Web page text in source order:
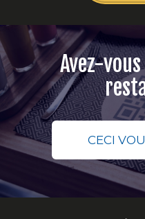
Avez-
CECI